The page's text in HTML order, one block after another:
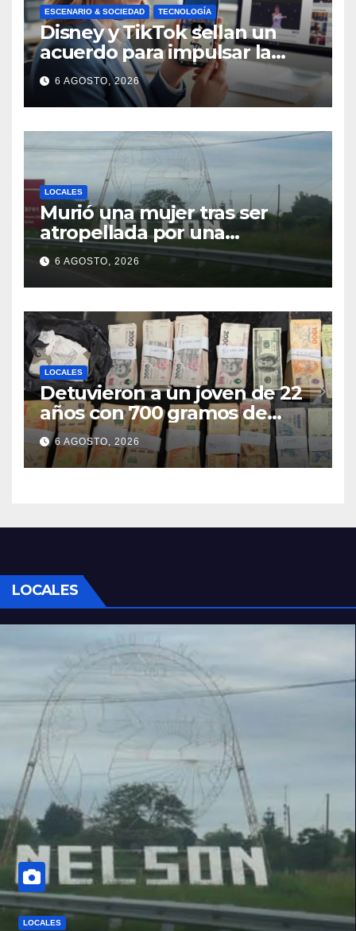
ESCENARIO & SOCIEDAD TECNOLOGÍA
Disney y TikTok sellan un
acuerdo para impulsar la
creación de contenido oficial
en formato vertical
6 AGOSTO, 2026
LOCALES
Murió una mujer tras ser
atropellada por una
motocicleta en Nelson
6 AGOSTO, 2026
LOCALES
Detuvieron a un joven de 22
años con 700 gramos de
cocaína
6 AGOSTO, 2026
LOCALES
LOCALES